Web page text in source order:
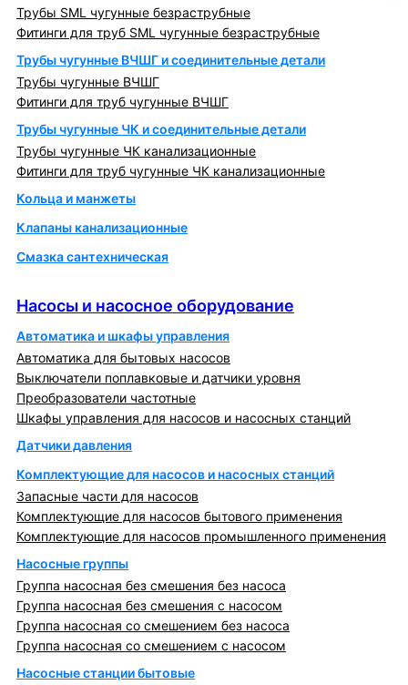
Трубы SML чугунные безраструбные
Фитинги для труб SML чугунные безраструбные
Трубы чугунные ВЧШГ и соединительные детали
Трубы чугунные ВЧШГ
Фитинги для труб чугунные ВЧШГ
Трубы чугунные ЧК и соединительные детали
Трубы чугунные ЧК канализационные
Фитинги для труб чугунные ЧК канализационные
Кольца и манжеты
Клапаны канализационные
Смазка сантехническая
Насосы и насосное оборудование
Автоматика и шкафы управления
Автоматика для бытовых насосов
Выключатели поплавковые и датчики уровня
Преобразователи частотные
Шкафы управления для насосов и насосных станций
Датчики давления
Комплектующие для насосов и насосных станций
Запасные части для насосов
Комплектующие для насосов бытового применения
Комплектующие для насосов промышленного применения
Насосные группы
Группа насосная без смешения без насоса
Группа насосная без смешения с насосом
Группа насосная со смешением без насоса
Группа насосная со смешением с насосом
Насосные станции бытовые